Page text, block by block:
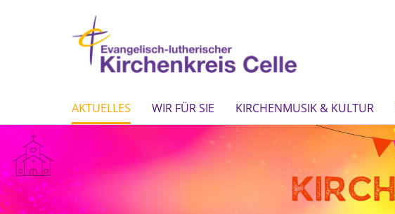
AKTUELLES WIR FÜR SIE KIRCHENMUSIK & KULTUR